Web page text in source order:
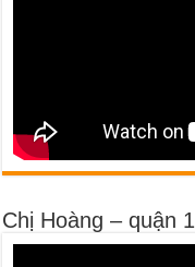
Chị Hoàng – quận 1